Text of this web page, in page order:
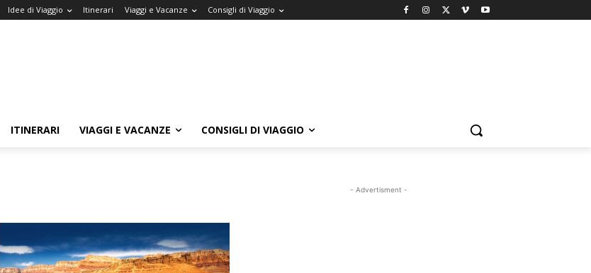
Idee di Viaggio Itinerari Viaggi e Vacanze Consigli di Viaggio
ITINERARI VIAGGI E VACANZE CONSIGLI DI VIAGGIO
- Advertisment -